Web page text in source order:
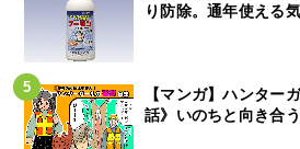
り防除。通年使える
【マンガ】ハンター
話》いのちと向き合